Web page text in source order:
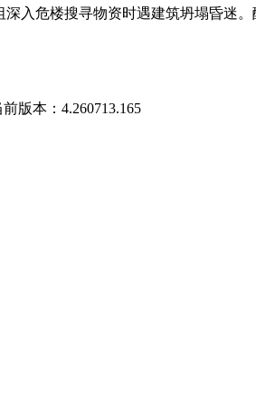
入危楼搜寻物资时遇建筑坍塌昏迷
前版本：4.260713.165